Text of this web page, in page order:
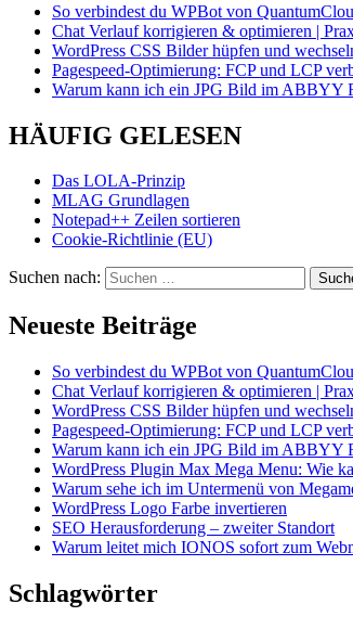
So verbindest du WPBot von
Chat Verlauf korrigieren & optimieren |
WordPress CSS Bilder hüpfen und
Pagespeed-Optimierung: FCP und LCP
Warum kann ich ein JPG Bild im ABBYY
HÄUFIG GELESEN
Das LOLA-Prinzip
MLAG Grundlagen
Notepad++ Zeilen sortieren
Cookie-Richtlinie (EU)
Suchen nach:
Neueste Beiträge
So verbindest du WPBot von
Chat Verlauf korrigieren & optimieren |
WordPress CSS Bilder hüpfen und
Pagespeed-Optimierung: FCP und LCP
Warum kann ich ein JPG Bild im ABBYY
WordPress Plugin Max Mega Menu: Wie
Warum sehe ich im Untermenü von
WordPress Logo Farbe invertieren
SEO Herausforderung – zweiter Standort
Warum leitet mich IONOS sofort zum
Schlagwörter